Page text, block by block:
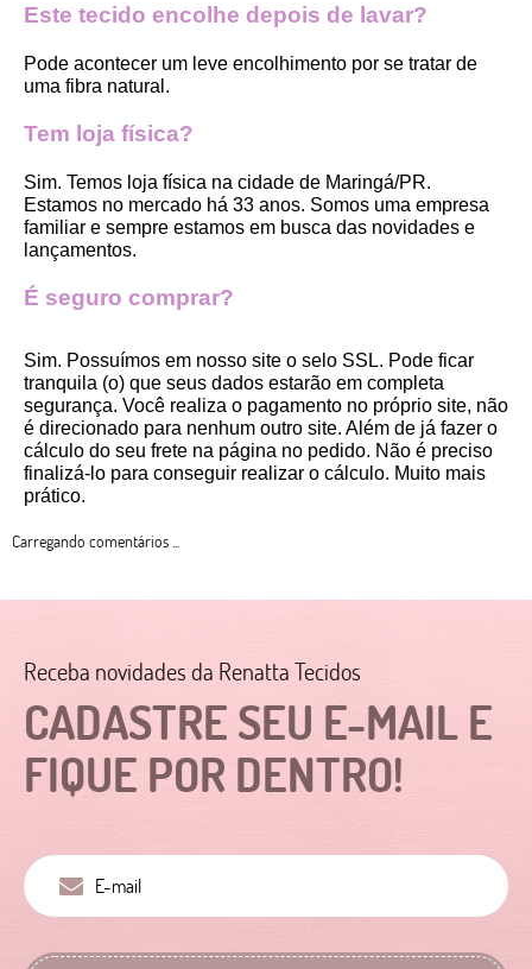
Este tecido encolhe depois de lavar?
Pode acontecer um leve encolhimento por se tratar de
uma fibra natural.
Tem loja física?
Sim. Temos loja física na cidade de Maringá/PR.
Estamos no mercado há 33 anos. Somos uma empresa
familiar e sempre estamos em busca das novidades e
lançamentos.
É seguro comprar?
Sim. Possuímos em nosso site o selo SSL. Pode ficar
tranquila (o) que seus dados estarão em completa
segurança. Você realiza o pagamento no próprio site, não
é direcionado para nenhum outro site. Além de já fazer o
cálculo do seu frete na página no pedido. Não é preciso
finalizá-lo para conseguir realizar o cálculo. Muito mais
prático.
Carregando comentários ...
CADASTRE SEU E-MAIL E
FIQUE POR DENTRO!
Receba novidades da Renatta Tecidos